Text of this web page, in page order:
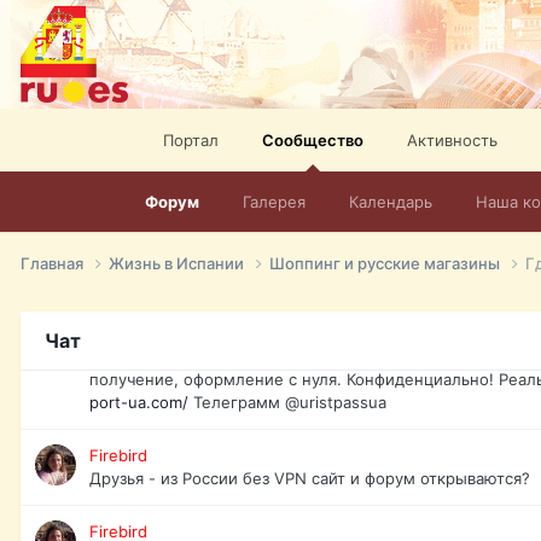
Портал Сообщество
Форум Галерея Календарь Наша
Активность
Главная Жизнь в Испании Шоппинг и русские магазины
Чат
спорт, HD. + Огромная видеотека + 10.000 фильмов и
сайта. Наш сайт: http://mir-tv.club/television-in-spain.html
David16
Книги
David16
Подскажите пожалуйста, как удалить свой аккаунт из
Юрист юа
получение, оформление с нуля. Конфиденциально!
port-ua.com/ Телеграмм @uristpassua
Firebird
Друзья - из России без VPN сайт и форум открываются?
Firebird